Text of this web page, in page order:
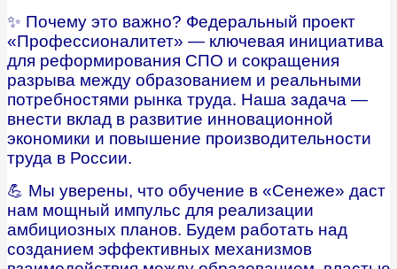
✨ Почему это важно? Федеральный проект
«Профессионалитет» — ключевая инициатива
для реформирования СПО и сокращения
разрыва между образованием и реальными
потребностями рынка труда. Наша задача —
внести вклад в развитие инновационной
экономики и повышение производительности
труда в России.
💪 Мы уверены, что обучение в «Сенеже» даст
нам мощный импульс для реализации
амбициозных планов. Будем работать над
созданием эффективных механизмов